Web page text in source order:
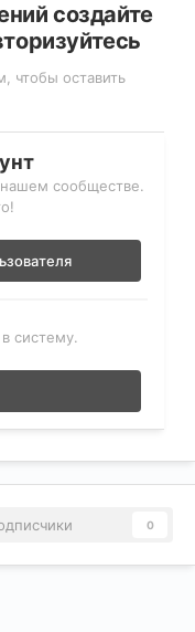
создайте
чтобы оставить
нашем сообществе.
систему.
0